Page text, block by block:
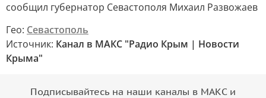
сообщил губернатор Севастополя Михаил Развожаев
Гео: Севастополь
Источник: Канал в МАКС "Радио Крым | Новости
Крыма"
Подписывайтесь на наши каналы в МАКС и